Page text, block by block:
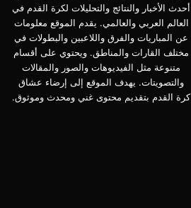
أحدث الأخبار والنتائج والتحليلات لكرة القدم في
العالم العربي والعالمي. يقدم الموقع معلومات
عن المباريات والفرق واللاعبين والبطولات في
مختلف القارات والمناطق. ويحتوي على أقسام
متنوعة مثل الفيديوهات والصور والمقالات
والتصويتات. يهدف الموقع إلى إرضاء عشاق
كرة القدم بتقديم محتوى غني ومحدث وموثوق.